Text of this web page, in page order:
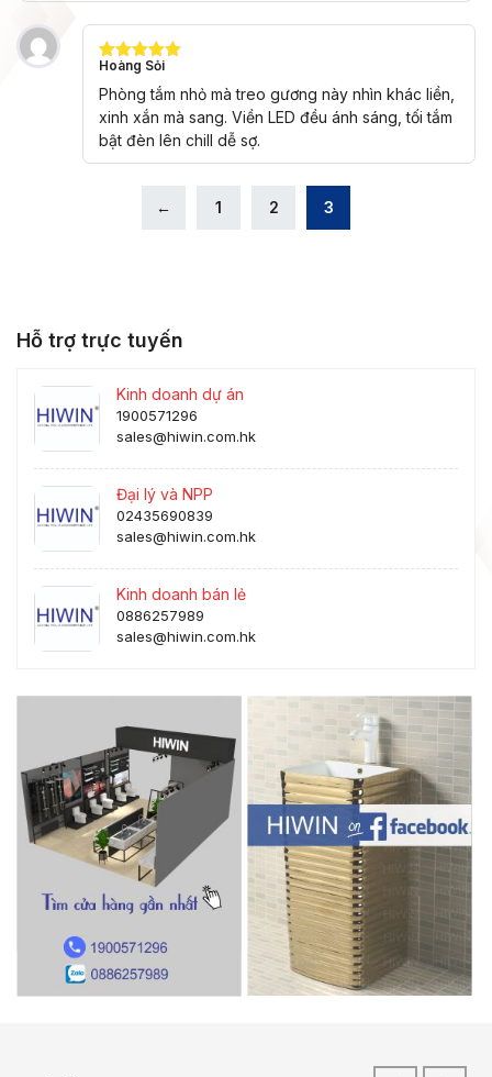
Được xếp
hạng
5
sao
Hoàng Sỏi
Phòng tắm nhỏ mà treo gương này nhìn khác liền,
xinh xắn mà sang. Viền LED đều ánh sáng, tối tắm
bật đèn lên chill dễ sợ.
← 1 2 3
Hỗ trợ trực tuyến
Kinh doanh dự án
1900571296
sales@hiwin.com.hk
Đại lý và NPP
02435690839
sales@hiwin.com.hk
Kinh doanh bán lẻ
0886257989
sales@hiwin.com.hk